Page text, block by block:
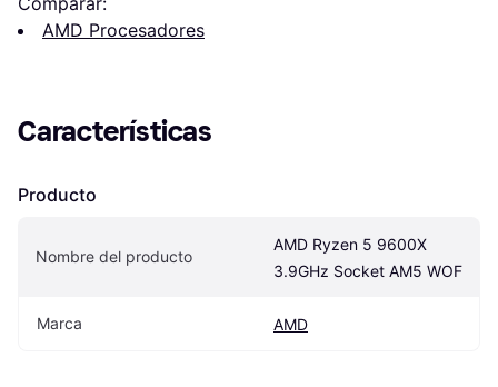
AMD Procesadores
Características
Producto
Nombre del producto
AMD Ryzen 5 9600X
3.9GHz Socket AM5 WOF
Marca AMD